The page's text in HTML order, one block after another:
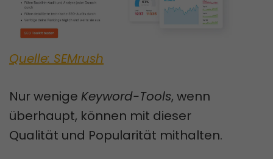
Quelle: SEMrush
Nur wenige Keyword-Tools, wenn
überhaupt, können mit dieser
Qualität und Popularität mithalten.